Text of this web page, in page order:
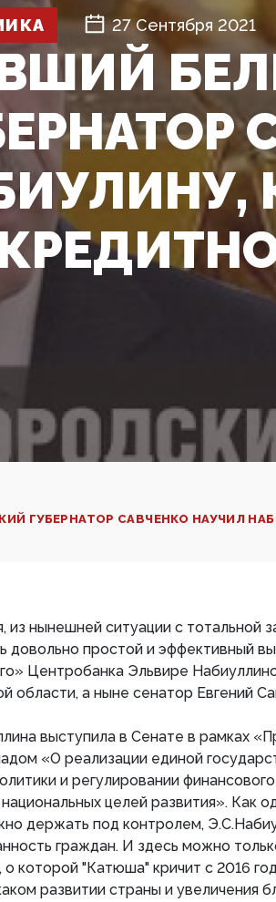
27 Сентября 2021
ГУБЕРНАТОР САВЧЕНКО НАУЧИЛ
из нынешней ситуации с тотальной
довольно простой и эффективный
Центробанка Эльвире
области, а ныне сенатор Евгений
выступила в Сенате в рамках
«О реализации единой
и регулировании
целей развития». Как
держать под контролем,
граждан. И здесь можно
о которой "Катюша" кричит с 2016
развитии страны и увеличения